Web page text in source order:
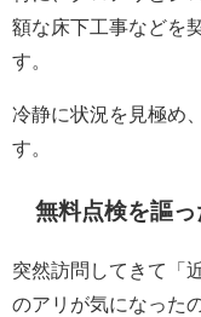
額な床下工事などを
す。
冷静に状況を見極め
す。
無料点検を謳
突然訪問してきて「
のアリが気になった